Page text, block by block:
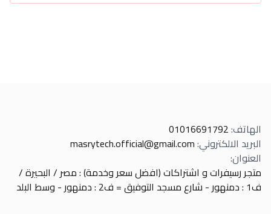
الهاتف:
01016691792
البريد الالكتروني:
masrytech.official@gmail.com
العنوان:
متجر رسيفرات و اشتراكات (افضل سعر وخدمة) : مصر / البحيرة /
ف1 : دمنهور - شارع مسجد التوفيق = ف2 : دمنهور - وسط البلد